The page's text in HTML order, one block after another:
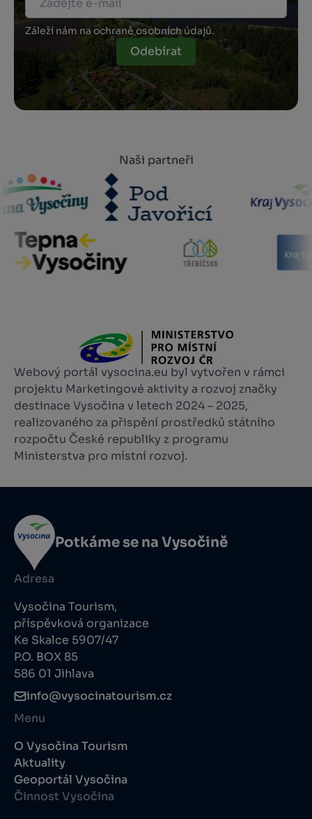
Záleží nám na ochraně osobních údajů.
Odebírat
Naši partneři
Webový portál vysocina.eu byl vytvořen v rámci
projektu Marketingové aktivity a rozvoj značky
destinace Vysočina v letech 2024 – 2025,
realizovaného za přispění prostředků státního
rozpočtu České republiky z programu
Ministerstva pro místní rozvoj.
Potkáme se na Vysočině
Adresa
Vysočina Tourism,
příspěvková organizace
Ke Skalce 5907/47
P.O. BOX 85
586 01 Jihlava
info@vysocinatourism.cz
Menu
O Vysočina Tourism
Aktuality
Geoportál Vysočina
Činnost Vysočina